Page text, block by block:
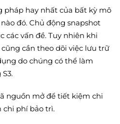
hay nhất của bất kỳ mô
đó. Chủ động snapshot
các vấn đề. Tuy nhiên khi
cần theo dõi việc lưu trữ
do chúng có thể làm
nguồn mở để tiết kiệm chi
phí bảo trì.